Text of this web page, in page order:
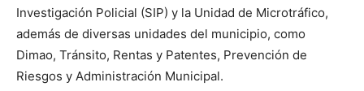
Investigación Policial (SIP) y la Unidad de Microtráfico,
además de diversas unidades del municipio, como
Dimao, Tránsito, Rentas y Patentes, Prevención de
Riesgos y Administración Municipal.